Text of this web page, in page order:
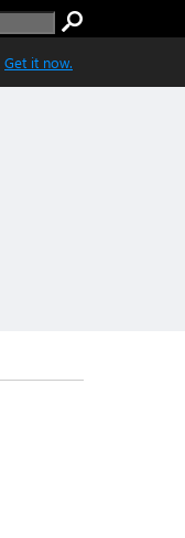
Get it now.